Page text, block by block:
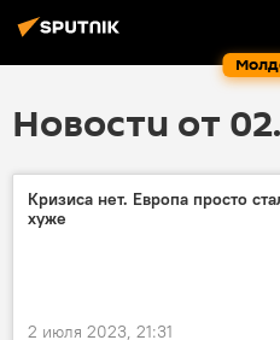
Новости от
Кризиса нет. Европа просто
хуже
2 июля 2023, 21:31